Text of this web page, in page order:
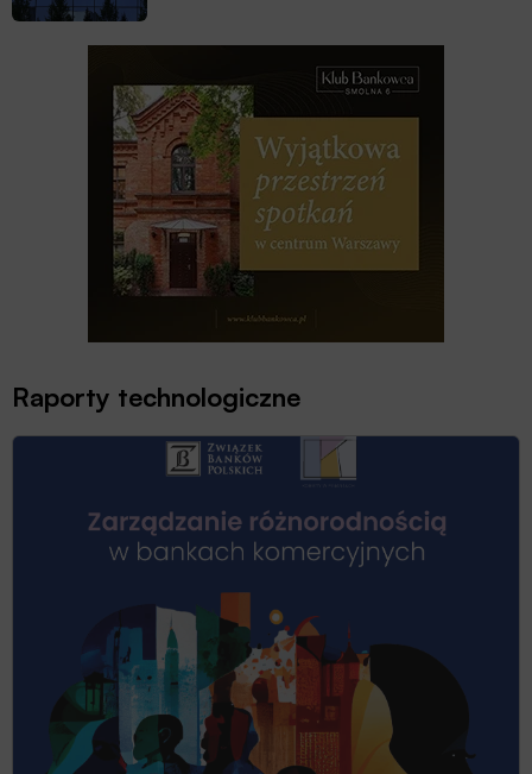
Raporty technologiczne